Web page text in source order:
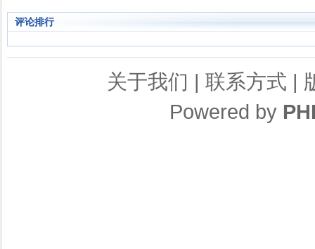
评论排行
关于我们 | 联系方式 |
Powered by